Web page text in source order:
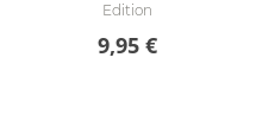
Edition
9,95 €